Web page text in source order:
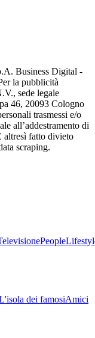
Business Digital -
la pubblicità
sede legale
46, 20093 Cologno
trasmessi e/o
all’addestramento di
altresì fatto divieto
scraping.
People
dei famosiAmici